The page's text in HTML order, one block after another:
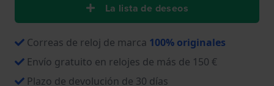
La lista de deseos
Correas de reloj de marca 100% originales
Envío gratuito en relojes de más de 150 €
Plazo de devolución de 30 días